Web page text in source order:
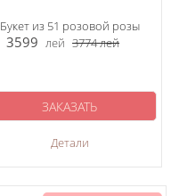
Букет из 51 розовой розы
3599 лей 3774лей
Детали
ЗАКАЗАТЬ